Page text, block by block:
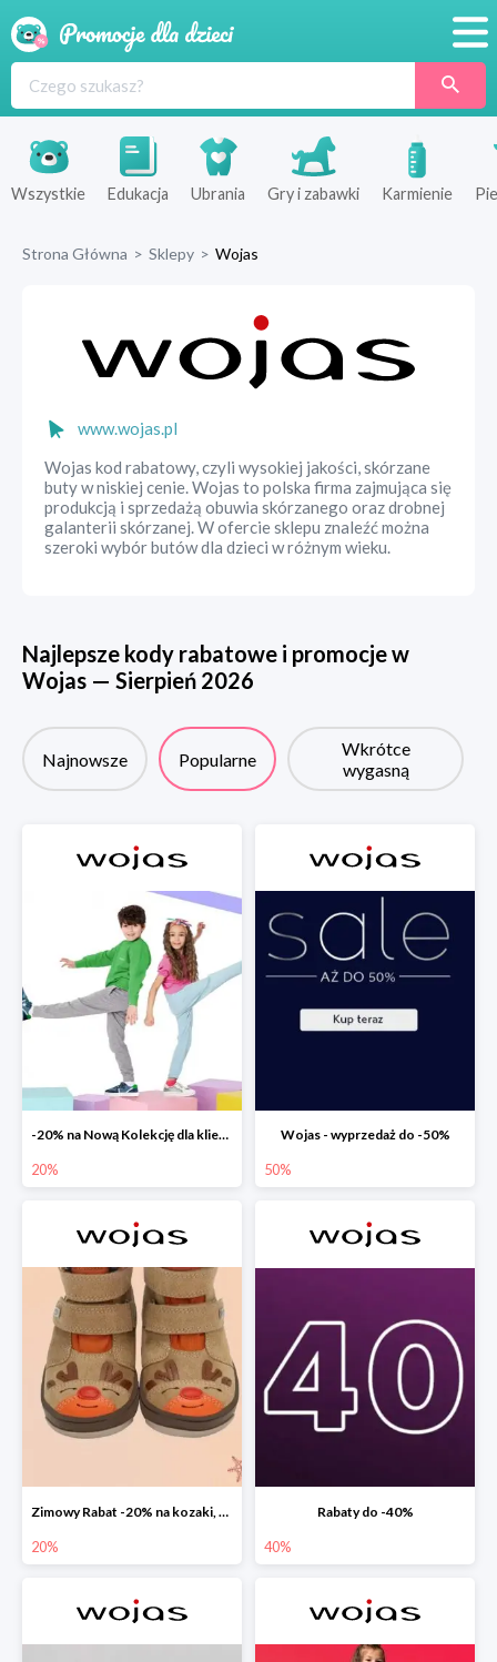
Produkty
Sklepy
Wszystkie Edukacja Ubrania Gry i zabawki Karmienie
Strona Główna > Sklepy > Wojas
www.wojas.pl
Wojas kod rabatowy, czyli wysokiej jakości, skórzane
buty w niskiej cenie. Wojas to polska firma zajmująca się
produkcją i sprzedażą obuwia skórzanego oraz drobnej
galanterii skórzanej. W ofercie sklepu znaleźć można
szeroki wybór butów dla dzieci w różnym wieku.
Najlepsze kody rabatowe i promocje w
Wojas — Sierpień 2026
Najnowsze Popularne
Wkrótce
wygasną
-20% na Nową Kolekcję dla klientów PREMIUM
20%
Wojas - wyprzedaż do -50%
50%
Zimowy Rabat -20% na kozaki, botki, trzewiki, wyprzedaż
20%
Rabaty do -40%
40%